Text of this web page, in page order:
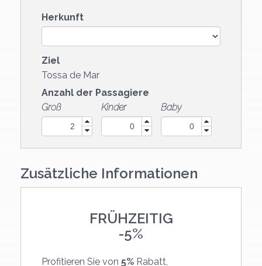
Herkunft
Ziel
Tossa de Mar
Anzahl der Passagiere
Groß
Kinder Baby
Zusätzliche Informationen
FRÜHZEITIG
-5%
Profitieren Sie von 5% Rabatt,